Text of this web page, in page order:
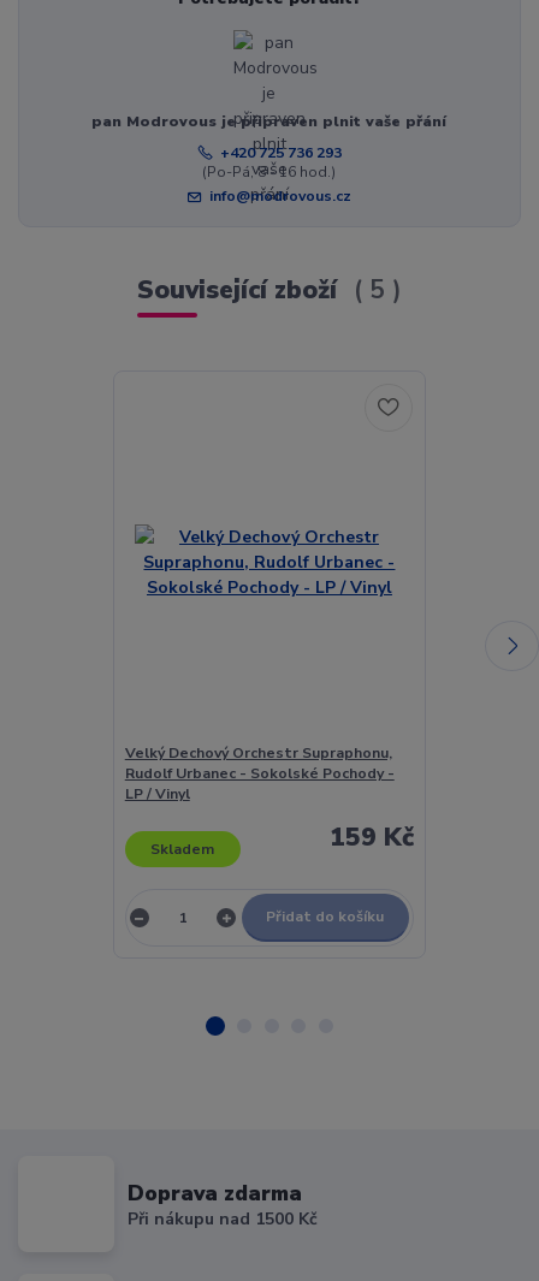
pan Modrovous je připraven plnit vaše přání
+420 725 736 293
(Po-Pá, 8 - 16 hod.)
info@modrovous.cz
Související zboží 5
Velký Dechový Orchestr Supraphonu,
Rudolf Urbanec - Sokolské Pochody -
LP / Vinyl
159 Kč
Skladem
Přidat do košíku
Doprava zdarma
Při nákupu nad 1500 Kč